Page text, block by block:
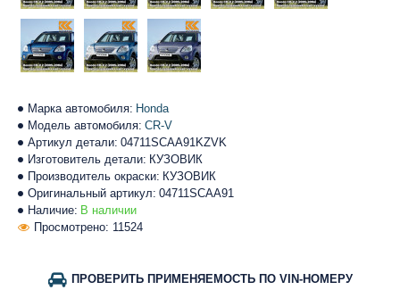
Наличие: В наличии
Марка автомобиля: Honda
Модель автомобиля: CR-V
Артикул детали: 04711SCAA91KZVK
Изготовитель детали: КУЗОВИК
Производитель окраски: КУЗОВИК
Оригинальный артикул: 04711SCAA91
Просмотрено: 11524
ПРОВЕРИТЬ ПРИМЕНЯЕМОСТЬ ПО VIN-НОМЕРУ